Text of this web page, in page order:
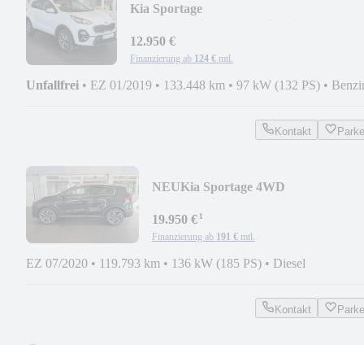
Kia Sportage
12.950 €
Finanzierung ab 124 € mtl.
Unfallfrei • EZ 01/2019 • 133.448 km • 97 kW (132 PS) •
Kontakt
NEUKia Sportage 4WD
GSD*ACC*Kamera
19.950 €¹
Finanzierung ab 191 € mtl.
EZ 07/2020 • 119.793 km • 136 kW (185 PS) • Diesel
Kontakt